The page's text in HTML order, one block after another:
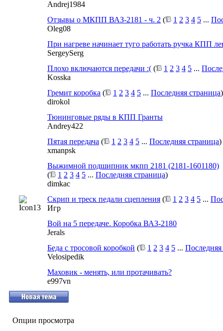
Andrej1984
Отзывы о МКПП ВАЗ-2181 - ч. 2 ( 1 2 3 4 5 ...
Oleg08
При нагреве начинает туго работать ручка КПП
SergeySerg
Плохо включаются передачи :( ( 1 2 3 4 5 ...
Kosska
Гремит коробка ( 1 2 3 4 5 ... Последняя страница)
dirokol
Тюнинговые ряды в КПП Гранты
Andrey422
Пятая передача ( 1 2 3 4 5 ... Последняя страница)
xmanpsk
Выжимной подшипник мкпп 2181 (2181-1601180)
(
1 2 3 4 5 ... Последняя страница)
dimkac
Скрип и треск педали сцепления ( 1 2 3 4 5 ...
Игр
Вой на 5 передаче. Коробка ВАЗ-2180
Jerals
Беда с тросовой коробкой ( 1 2 3 4 5 ...
Velosipedik
Маховик - менять, или протачивать?
e997vn
Опции просмотра